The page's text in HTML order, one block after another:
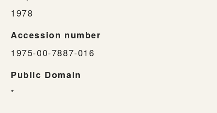
1978
Accession number
1975-00-7887-016
Public Domain
*